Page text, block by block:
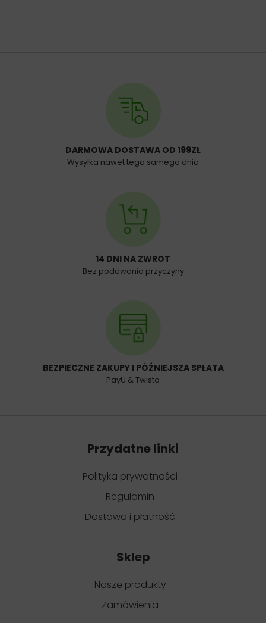
DARMOWA DOSTAWA OD 199ZŁ
Wysyłka nawet tego samego dnia
14 DNI NA ZWROT
Bez podawania przyczyny
BEZPIECZNE ZAKUPY I PÓŹNIEJSZA SPŁATA
PayU & Twisto
Przydatne linki
Polityka prywatności
Regulamin
Dostawa i płatność
Sklep
Nasze produkty
Zamówienia